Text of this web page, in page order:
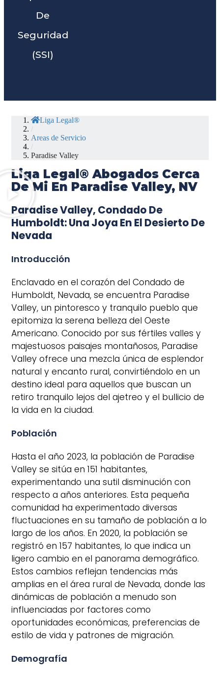
De
Seguridad
(SSI)
Liga Legal®
/
Areas de Servicio
/
Paradise Valley
Liga Legal® Abogados Cerca
De Mi En Paradise Valley, NV
Paradise Valley, Condado De
Humboldt: Una Joya En El Desierto De
Nevada
Introducción
Enclavado en el corazón del Condado de
Humboldt, Nevada, se encuentra Paradise
Valley, un pintoresco y tranquilo pueblo que
epitomiza la serena belleza del Oeste
Americano. Conocido por sus fértiles valles y
majestuosos paisajes montañosos, Paradise
Valley ofrece una mezcla única de esplendor
natural y encanto rural, convirtiéndolo en un
destino ideal para aquellos que buscan un
retiro tranquilo lejos del ajetreo y el bullicio de
la vida en la ciudad.
Población
Hasta el año 2023, la población de Paradise
Valley se sitúa en 151 habitantes,
experimentando una sutil disminución con
respecto a años anteriores. Esta pequeña
comunidad ha experimentado diversas
fluctuaciones en su tamaño de población a lo
largo de los años. En 2020, la población se
registró en 157 habitantes, lo que indica un
ligero cambio en el panorama demográfico.
Estos cambios reflejan tendencias más
amplias en el área rural de Nevada, donde las
dinámicas de población a menudo son
influenciadas por factores como
oportunidades económicas, preferencias de
estilo de vida y patrones de migración.
Demografía